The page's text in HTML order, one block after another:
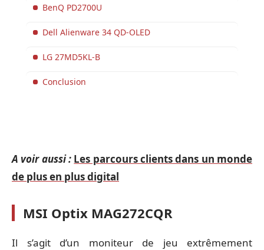
BenQ PD2700U
Dell Alienware 34 QD-OLED
LG 27MD5KL-B
Conclusion
A voir aussi : Les parcours clients dans un monde
de plus en plus digital
MSI Optix MAG272CQR
Il s’agit d’un moniteur de jeu extrêmement